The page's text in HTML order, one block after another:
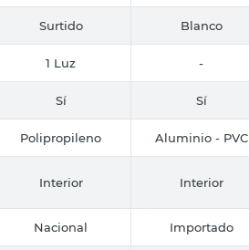
Surtido Blanco
1 Luz -
Sí Sí
Polipropileno Aluminio - PVC
Interior Interior
Nacional Importado